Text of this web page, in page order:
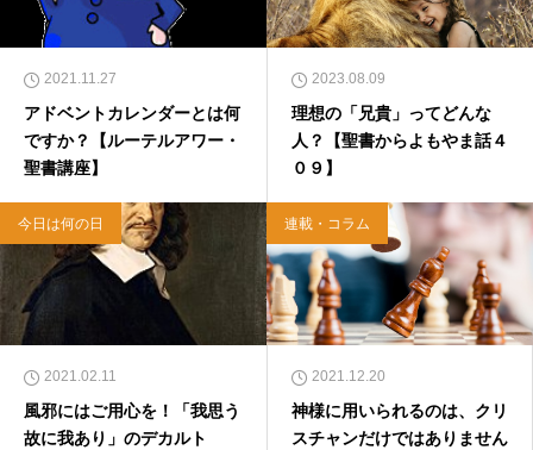
2021.11.27
アドベントカレンダーとは何
ですか？【ルーテルアワー・
聖書講座】
2023.08.09
理想の「兄貴」ってどんな
人？【聖書からよもやま話４
０９】
今日は何の日
2021.02.11
風邪にはご用心を！「我思う
故に我あり」のデカルト
連載・コラム
2021.12.20
神様に用いられるのは、クリ
スチャンだけではありません